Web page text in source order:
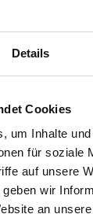
Details
Cookies
um Inhalte
für soziale
auf unsere
wir
an
16931.1400
Xetra